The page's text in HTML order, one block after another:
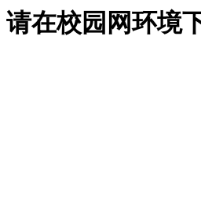
请在校园网环境